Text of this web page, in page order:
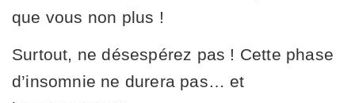
que vous non plus !
Surtout, ne désespérez pas ! Cette phase
d’insomnie ne durera pas… et